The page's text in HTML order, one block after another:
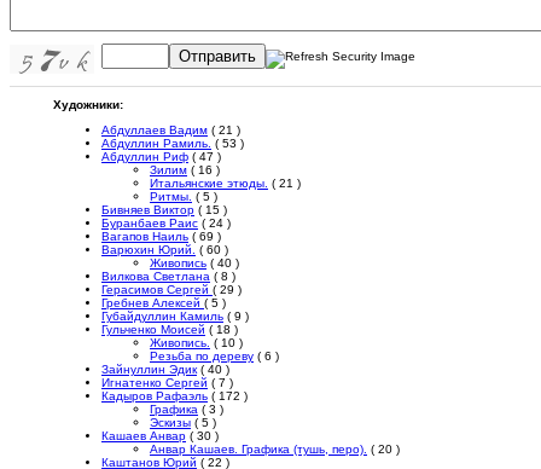
Отправить
Художники:
Абдуллаев Вадим ( 21 )
Абдуллин Рамиль. ( 53 )
Абдуллин Риф ( 47 )
Зилим ( 16 )
Итальянские этюды. ( 21 )
Ритмы. ( 5 )
Бивняев Виктор ( 15 )
Буранбаев Раис ( 24 )
Вагапов Наиль ( 69 )
Варюхин Юрий. ( 60 )
Живопись ( 40 )
Вилкова Светлана ( 8 )
Герасимов Сергей ( 29 )
Гребнев Алексей ( 5 )
Губайдуллин Камиль ( 9 )
Гульченко Моисей ( 18 )
Живопись. ( 10 )
Резьба по дереву ( 6 )
Зайнуллин Эдик ( 40 )
Игнатенко Сергей ( 7 )
Кадыров Рафаэль ( 172 )
Графика ( 3 )
Эскизы ( 5 )
Кашаев Анвар ( 30 )
Анвар Кашаев. Графика (тушь, перо). ( 20 )
Каштанов Юрий ( 22 )